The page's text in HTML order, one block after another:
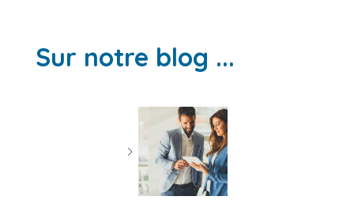
Sur notre blog ...